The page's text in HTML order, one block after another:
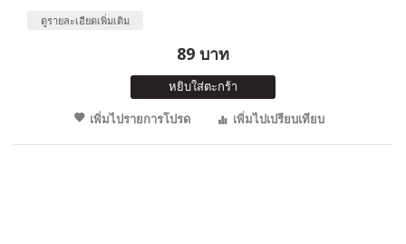
ดูรายละเอียดเพิ่มเติม
89 บาท
หยิบใส่ตะกร้า
เพิ่มไปรายการโปรด
เพิ่มไปเปรียบเทียบ